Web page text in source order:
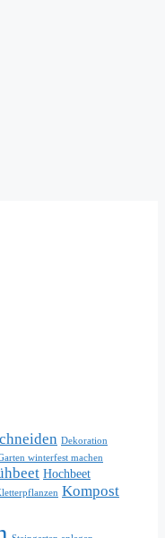
Dekoration
winterfest machen
Hochbeet
Kompost